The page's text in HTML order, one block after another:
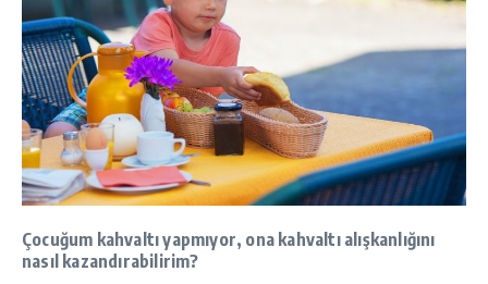
Çocuğum kahvaltı yapmıyor, ona kahvaltı alışkanlığını
nasıl kazandırabilirim?